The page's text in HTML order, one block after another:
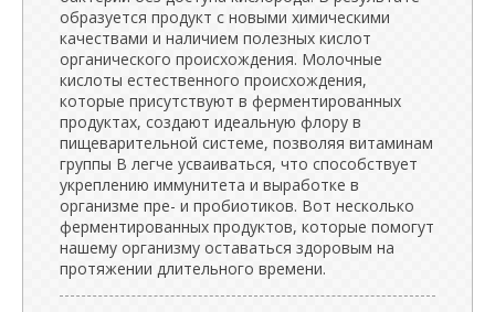
образуется продукт с новыми химическими
качествами и наличием полезных кислот
органического происхождения. Молочные
кислоты естественного происхождения,
которые присутствуют в ферментированных
продуктах, создают идеальную флору в
пищеварительной системе, позволяя витаминам
группы В легче усваиваться, что способствует
укреплению иммунитета и выработке в
организме пре- и пробиотиков. Вот несколько
ферментированных продуктов, которые помогут
нашему организму оставаться здоровым на
протяжении длительного времени.